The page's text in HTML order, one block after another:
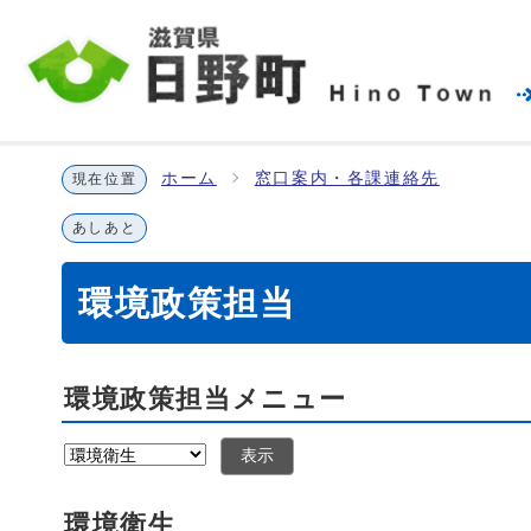
現在位置 ホーム 窓口案内・各課連絡先
あしあと
環境政策担当
環境政策担当メニュー
表示
環境衛生